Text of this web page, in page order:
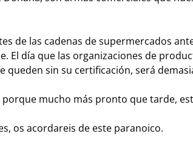
de las cadenas de supermercados
El día que las organizaciones de
sin su certificación, será
porque mucho más pronto que tarde,
os acordareis de este paranoico.